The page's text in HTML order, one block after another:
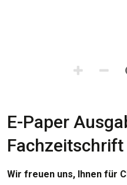
E-Paper
Fachzeitschrift
Wir freuen uns, Ihnen für